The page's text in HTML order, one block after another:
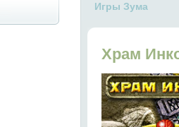
Игры Зума
Храм